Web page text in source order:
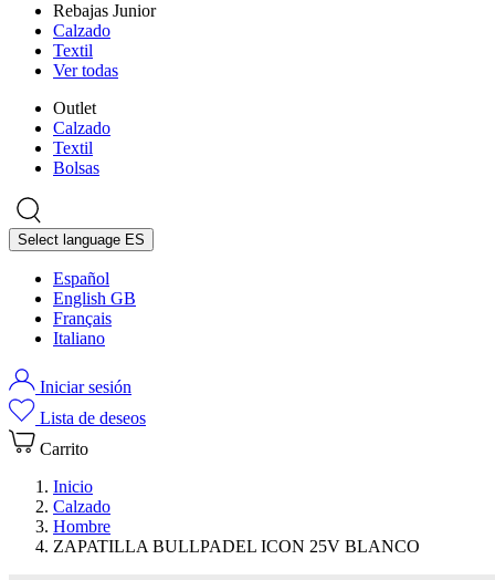
Rebajas Junior
Calzado
Textil
Ver todas
Outlet
Calzado
Textil
Bolsas
Select language ES
Español
English GB
Français
Italiano
Iniciar sesión
Lista de deseos
Carrito
Inicio
Calzado
Hombre
ZAPATILLA BULLPADEL ICON 25V BLANCO